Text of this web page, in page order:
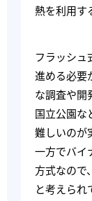
熱を利用す
フラッシュ
進める必要
な調査や開
国立公園な
難しいのが
一方でバイ
方式なので
と考えられ